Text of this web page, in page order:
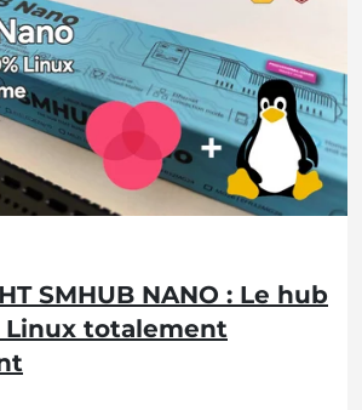
SMHUB NANO : Le hub
totalement